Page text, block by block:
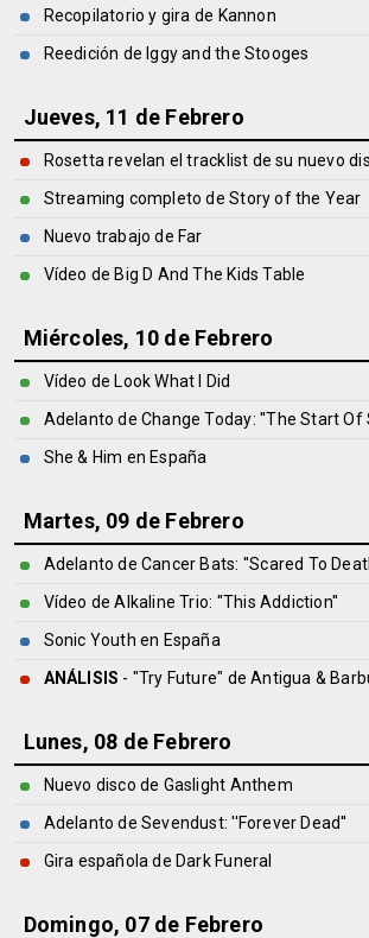
Recopilatorio y gira de Kannon
Reedición de Iggy and the Stooges
Jueves, 11 de Febrero
Rosetta revelan el tracklist de su nuevo
Streaming completo de Story of the Year
Nuevo trabajo de Far
Vídeo de Big D And The Kids Table
Miércoles, 10 de Febrero
Vídeo de Look What I Did
Adelanto de Change Today: ''The Start Of
She & Him en España
Martes, 09 de Febrero
Adelanto de Cancer Bats: ''Scared To
Vídeo de Alkaline Trio: ''This Addiction''
Sonic Youth en España
ANÁLISIS - "Try Future" deAntigua &
Lunes, 08 de Febrero
Nuevo disco de Gaslight Anthem
Adelanto de Sevendust: ''Forever Dead''
Gira española de Dark Funeral
Domingo, 07 de Febrero